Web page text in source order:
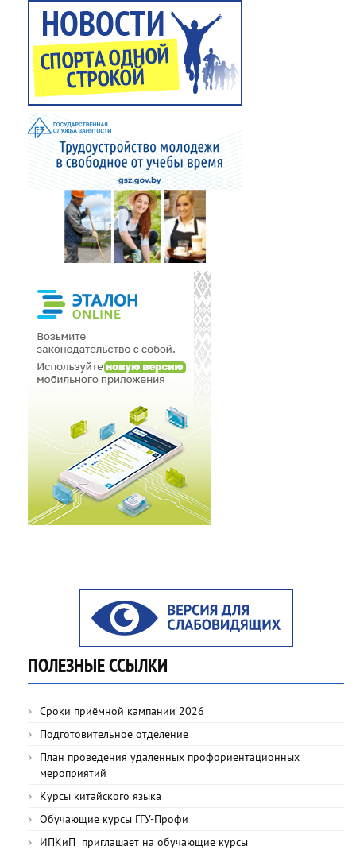
ПОЛЕЗНЫЕ ССЫЛКИ
Сроки приёмной кампании 2026
Подготовительное отделение
План проведения удаленных профориентационных
мероприятий
Курсы китайского языка
Обучающие курсы ГГУ-Профи
ИПКиП приглашает на обучающие курсы